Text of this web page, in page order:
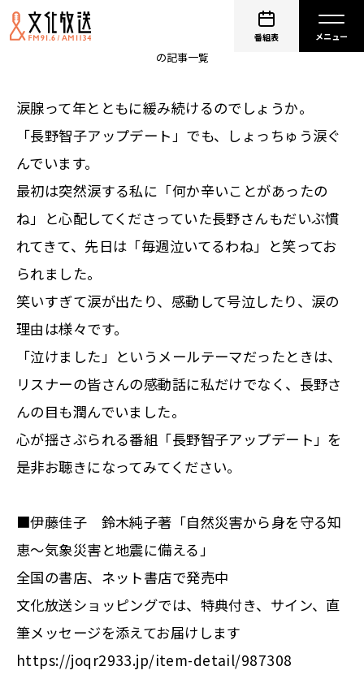
番組表
の記事一覧
涙腺って年とともに緩み続けるのでしょうか。
「長野智子アップデート」でも、しょっちゅう涙ぐ
んでいます。
最初は突然涙する私に「何か辛いことがあったの
ね」と心配してくださっていた長野さんもだいぶ慣
れてきて、先日は「毎週泣いてるわね」と笑ってお
られました。
笑いすぎて涙が出たり、感動して号泣したり、涙の
理由は様々です。
「泣けました」というメールテーマだったときは、
リスナーの皆さんの感動話に私だけでなく、長野さ
んの目も潤んでいました。
心が揺さぶられる番組「長野智子アップデート」を
是非お聴きになってみてください。
■伊藤佳子 鈴木純子著「自然災害から身を守る知
恵～気象災害と地震に備える」
全国の書店、ネット書店で発売中
文化放送ショッピングでは、特典付き、サイン、直
筆メッセージを添えてお届けします
https://joqr2933.jp/item-detail/987308